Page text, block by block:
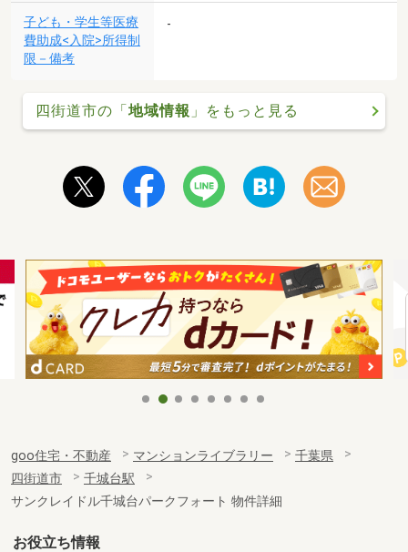
子ども・学生等医療
費助成<入院>所得制
限－備考
-
四街道市の「地域情報 」をもっと見る
goo住宅・不動産 マンションライブラリー
千葉県
四街道市
千城台駅
サンクレイドル千城台パークフォート 物件詳細
お役立ち情報